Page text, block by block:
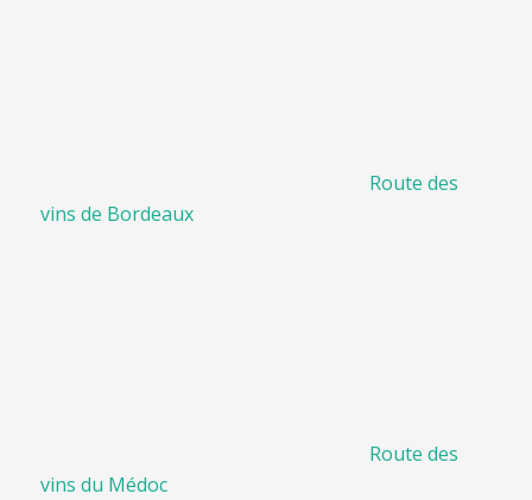
Route des
vins de Bordeaux
Route des
vins du Médoc